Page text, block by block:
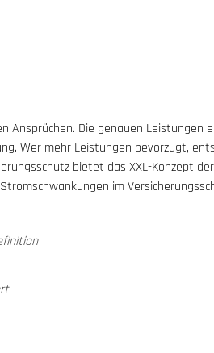
Die genauen Leistungen
Wer mehr Leistungen bevorzugt,
bietet das XXL-Konzept
im